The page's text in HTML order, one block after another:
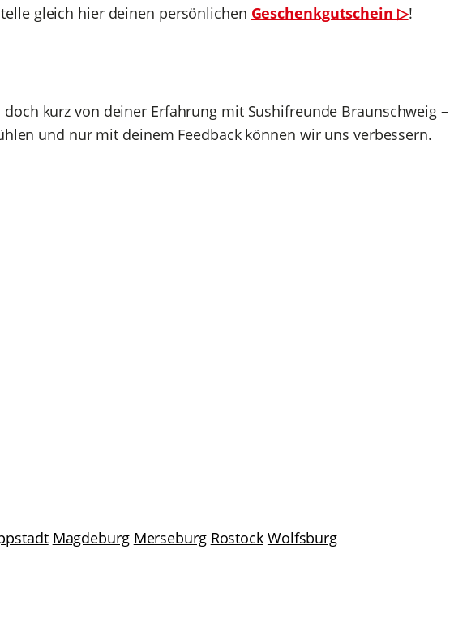
gleich hier deinen persönlichen Geschenkgutschein ▷!
kurz von deiner Erfahrung mit Sushifreunde Braunschweig –
und nur mit deinem Feedback können wir uns verbessern.
Magdeburg Merseburg Rostock Wolfsburg